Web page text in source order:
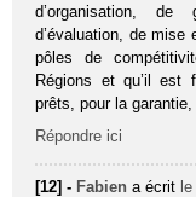
d’organisation,
d’évaluation, de
pôles de
Régions et qu’il est
prêts, pour la garantie,
Répondre ici
[12] - Fabien a écrit